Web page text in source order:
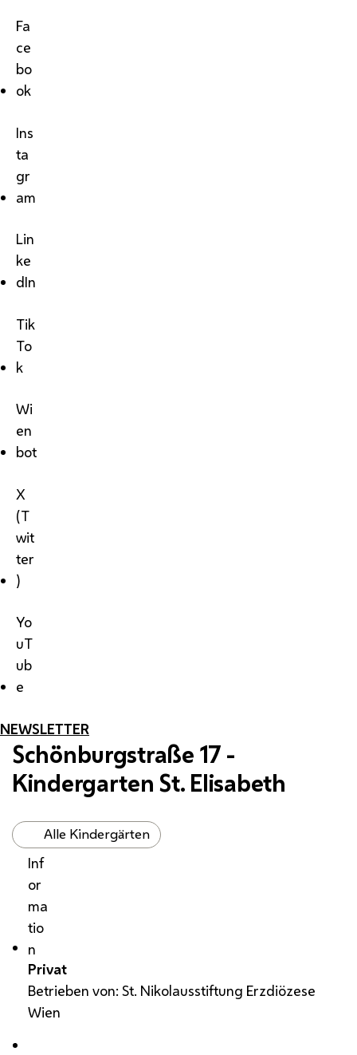
Fa
ce
bo
ok
Ins
ta
gr
am
Lin
ke
dIn
Tik
To
k
Wi
en
bot
X
(T
wit
ter
)
Yo
uT
ub
e
NEWSLETTER
Schönburgstraße 17 -
Kindergarten St. Elisabeth
Alle Kindergärten
Inf
or
ma
tio
n
Privat
Betrieben von: St. Nikolausstiftung Erzdiözese
Wien